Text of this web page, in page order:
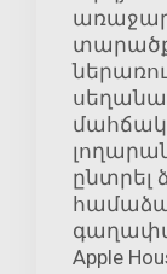
ընտրել
Apple